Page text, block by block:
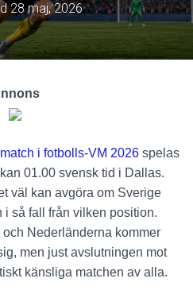
28 maj, 2026
i fotbolls-VM 2026 spelas
01.00 svensk tid i Dallas.
väl kan avgöra om Sverige
i så fall från vilken position.
Nederländerna kommer
men just avslutningen mot
känsliga matchen av alla.